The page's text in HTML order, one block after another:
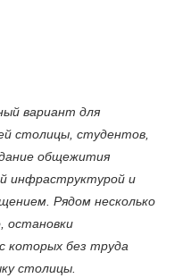
вариант для
столицы, студентов,
общежития
инфраструктурой и
Рядом несколько
остановки
которых без труда
столицы.